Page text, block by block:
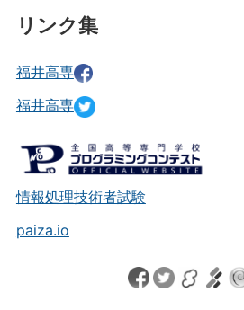
リンク集
福井高専
福井高専
情報処理技術者試験
paiza.io